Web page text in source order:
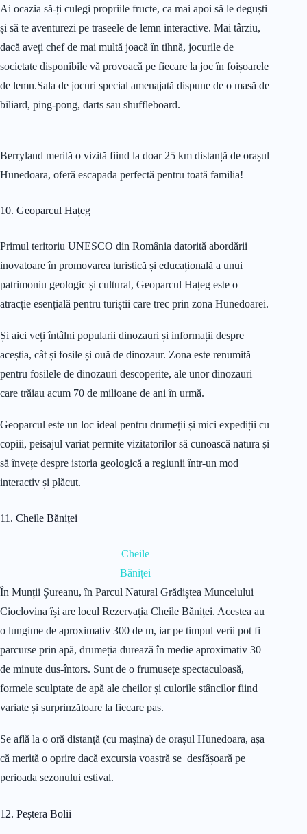
Ai ocazia să-ți culegi propriile fructe, ca mai apoi să le deguști
și să te aventurezi pe traseele de lemn interactive. Mai târziu,
dacă aveți chef de mai multă joacă în tihnă, jocurile de
societate disponibile vă provoacă pe fiecare la joc în foișoarele
de lemn.Sala de jocuri special amenajată dispune de o masă de
biliard, ping-pong, darts sau shuffleboard.
Berryland merită o vizită fiind la doar 25 km distanță de orașul
Hunedoara, oferă escapada perfectă pentru toată familia!
10. Geoparcul Hațeg
Primul teritoriu UNESCO din România datorită abordării
inovatoare în promovarea turistică și educațională a unui
patrimoniu geologic și cultural, Geoparcul Hațeg este o
atracție esențială pentru turiștii care trec prin zona Hunedoarei.
Și aici veți întâlni popularii dinozauri și informații despre
aceștia, cât și fosile și ouă de dinozaur. Zona este renumită
pentru fosilele de dinozauri descoperite, ale unor dinozauri
care trăiau acum 70 de milioane de ani în urmă.
Geoparcul este un loc ideal pentru drumeții și mici expediții cu
copiii, peisajul variat permite vizitatorilor să cunoască natura și
să învețe despre istoria geologică a regiunii într-un mod
interactiv și plăcut.
11. Cheile Băniței
Cheile
Băniței
În Munții Șureanu, în Parcul Natural Grădiștea Muncelului
Cioclovina își are locul Rezervația Cheile Băniței. Acestea au
o lungime de aproximativ 300 de m, iar pe timpul verii pot fi
parcurse prin apă, drumeția durează în medie aproximativ 30
de minute dus-întors. Sunt de o frumusețe spectaculoasă,
formele sculptate de apă ale cheilor și culorile stâncilor fiind
variate și surprinzătoare la fiecare pas.
Se află la o oră distanță (cu mașina) de orașul Hunedoara, așa
că merită o oprire dacă excursia voastră se desfășoară pe
perioada sezonului estival.
12. Peștera Bolii